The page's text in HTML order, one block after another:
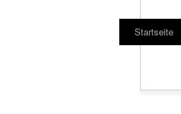
Startseite